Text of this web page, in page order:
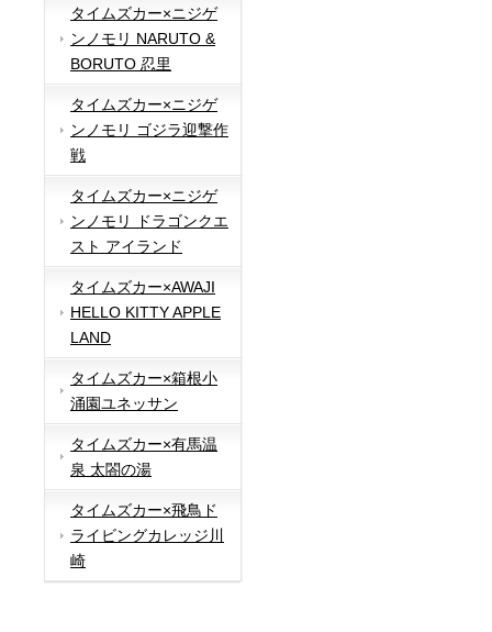
タイムズカー×ニジゲ
ンノモリ NARUTO &
BORUTO 忍里
タイムズカー×ニジゲ
ンノモリ ゴジラ迎撃作
戦
タイムズカー×ニジゲ
ンノモリ ドラゴンクエ
スト アイランド
タイムズカー×AWAJI
HELLO KITTY APPLE
LAND
タイムズカー×箱根小
涌園ユネッサン
タイムズカー×有馬温
泉 太閤の湯
タイムズカー×飛鳥ド
ライビングカレッジ川
崎